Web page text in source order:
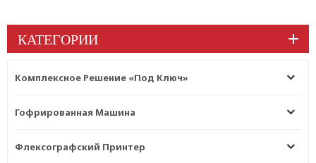
КАТЕГОРИИ
Комплексное Решение «под Ключ»
Гофрированная Машина
Флексографский Принтер